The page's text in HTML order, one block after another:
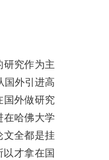
研究作为主
国外引进高
国外做研究
在哈佛大学
文全都是挂
才拿在国